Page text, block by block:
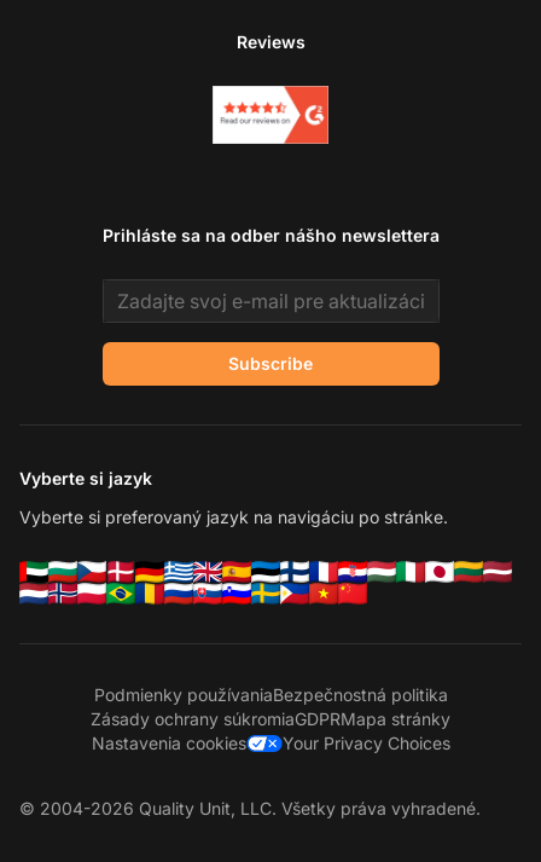
Reviews
Prihláste sa na odber nášho newslettera
Email address
Subscribe
Vyberte si jazyk
Vyberte si preferovaný jazyk na navigáciu po stránke.
Podmienky používaniaBezpečnostná politika
Zásady ochrany súkromiaGDPRMapa stránky
Nastavenia cookies
Your Privacy Choices
© 2004-2026 Quality Unit, LLC. Všetky práva vyhradené.